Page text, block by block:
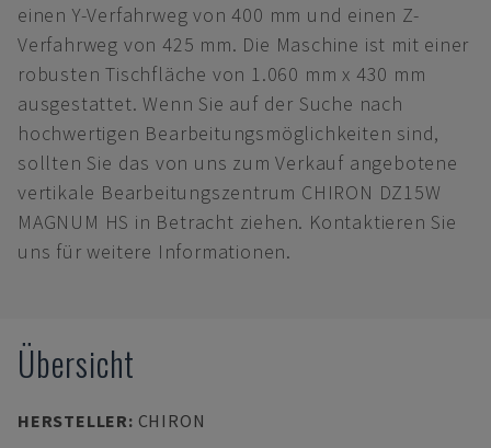
einen Y-Verfahrweg von 400 mm und einen Z-
Verfahrweg von 425 mm. Die Maschine ist mit einer
robusten Tischfläche von 1.060 mm x 430 mm
ausgestattet. Wenn Sie auf der Suche nach
hochwertigen Bearbeitungsmöglichkeiten sind,
sollten Sie das von uns zum Verkauf angebotene
vertikale Bearbeitungszentrum CHIRON DZ15W
MAGNUM HS in Betracht ziehen. Kontaktieren Sie
uns für weitere Informationen.
Übersicht
HERSTELLER: CHIRON